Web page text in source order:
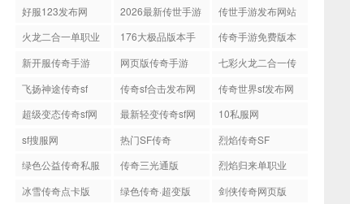
好服123发布网 2026最新传世手游
传世手游发布网站
火龙二合一单职业
176大极品版本手
游传奇
传奇手游免费版本
新开服传奇手游
网页版传奇手游
七彩火龙二合一传
奇
飞扬神途传奇sf
传奇sf合击发布网
站
传奇世界sf发布网
站
超级变态传奇sf网
站
最新轻变传奇sf网
站
10私服网
sf搜服网
热门SF传奇
烈焰传奇SF
绿色公益传奇私服
网
传奇三光通版
烈焰归来单职业
冰雪传奇点卡版
绿色传奇·超变版 剑侠传奇网页版